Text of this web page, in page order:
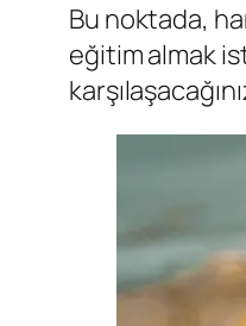
Bu noktada,
eğitim almak